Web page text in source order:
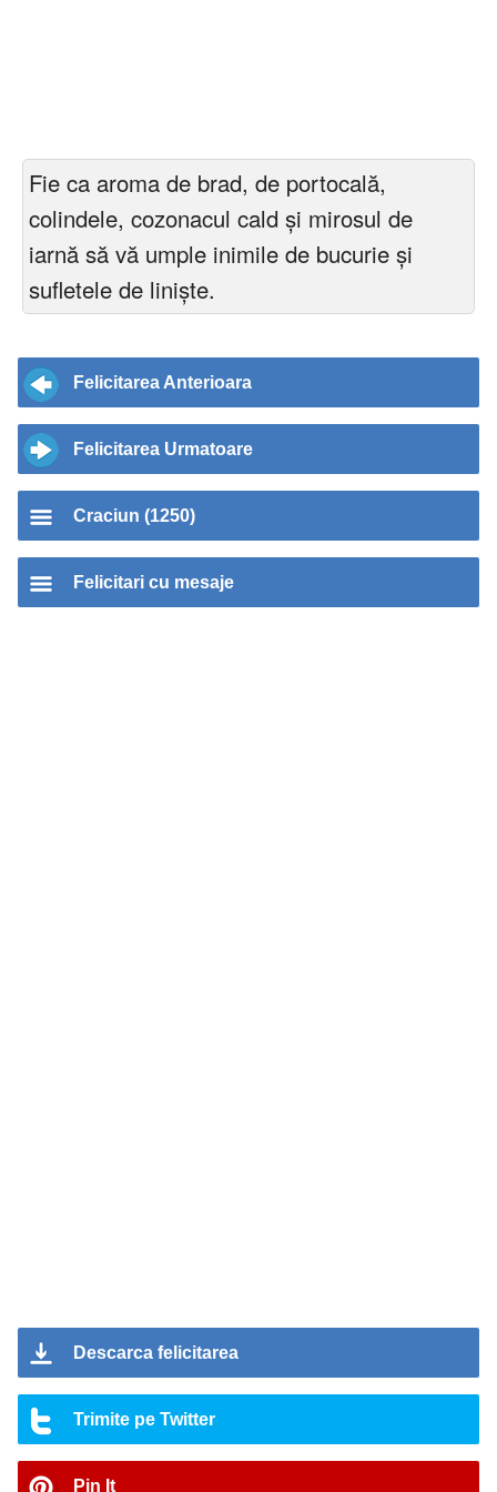
Fie ca aroma de brad, de portocală,
colindele, cozonacul cald și mirosul de
iarnă să vă umple inimile de bucurie și
sufletele de liniște.
Felicitarea Anterioara
Felicitarea Urmatoare
Craciun (1250)
Felicitari cu mesaje
Descarca felicitarea
Trimite pe Twitter
Pin It